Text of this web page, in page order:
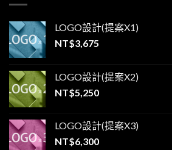
LOGO設計(提案X1)
NT$3,675
LOGO設計(提案X2)
NT$5,250
LOGO設計(提案X3)
NT$6,300